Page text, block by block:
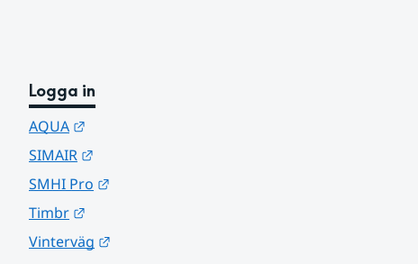
Logga in
AQUA
SIMAIR
SMHI Pro
Timbr
Vinterväg